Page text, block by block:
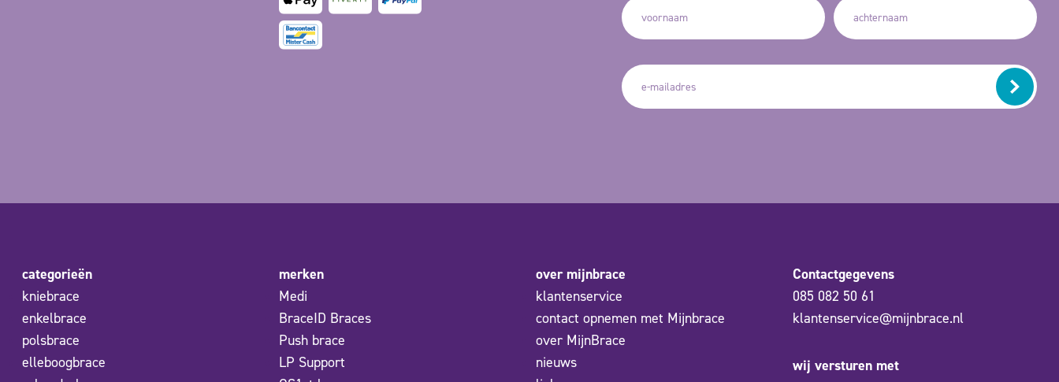
categorieën
kniebrace
enkelbrace
polsbrace
elleboogbrace
merken
Medi
BraceID Braces
Push brace
LP Support
over mijnbrace
klantenservice
contact opnemen met Mijnbrace
over MijnBrace
nieuws
Contactgegevens
085 082 50 61
klantenservice@mijnbrace.nl
wij versturen met